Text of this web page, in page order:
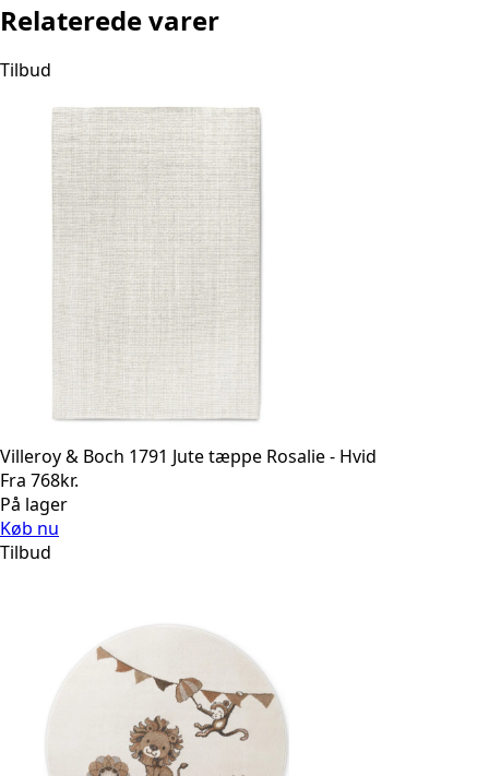
Relaterede varer
Tilbud
Villeroy & Boch 1791 Jute tæppe Rosalie - Hvid
Fra 768kr.
På lager
Køb nu
Tilbud